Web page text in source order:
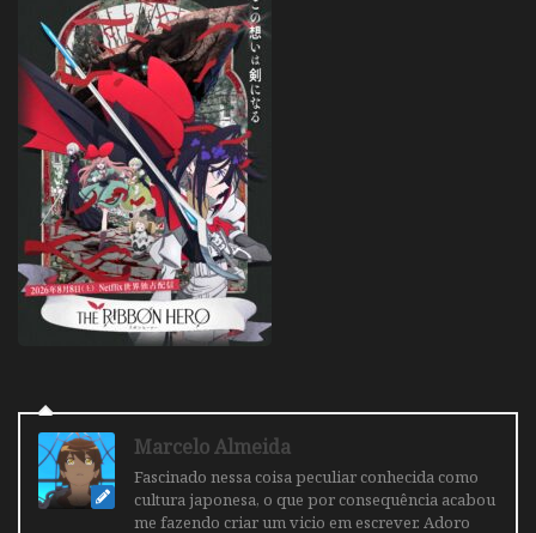
Marcelo Almeida
Fascinado nessa coisa peculiar conhecida como
cultura japonesa, o que por consequência acabou
me fazendo criar um vicio em escrever. Adoro